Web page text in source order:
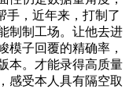
手，近年来，打制了
制制工场。让他去进
模子回覆的精确率，
本。才能录得高质量
感受本人具有隔空取